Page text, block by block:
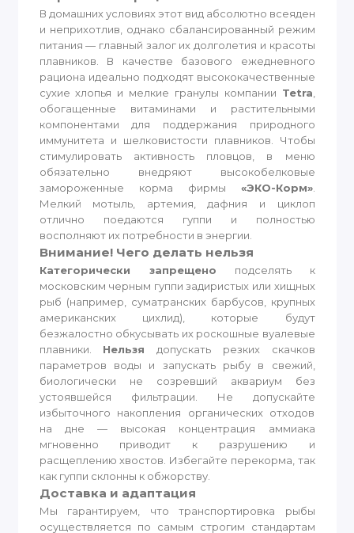
В домашних условиях этот вид абсолютно всеяден
и неприхотлив, однако сбалансированный режим
питания — главный залог их долголетия и красоты
плавников. В качестве базового ежедневного
рациона идеально подходят высококачественные
сухие хлопья и мелкие гранулы компании Tetra
обогащенные витаминами и растительными
компонентами для поддержания природного
иммунитета и шелковистости плавников. Чтобы
стимулировать активность пловцов, в меню
обязательно внедряют высокобелковые
замороженные корма фирмы «ЭКО-Корм».
Мелкий мотыль, артемия, дафния и циклоп
отлично поедаются гуппи и полностью
восполняют их потребности в энергии.
Внимание! Чего делать нельзя
Категорически запрещено подселять к
московским черным гуппи задиристых или хищных
рыб (например, суматранских барбусов, крупных
американских цихлид), которые будут
безжалостно обкусывать их роскошные вуалевые
плавники. Нельзя допускать резких скачков
параметров воды и запускать рыбу в свежий,
биологически не созревший аквариум без
устоявшейся фильтрации. Не допускайте
избыточного накопления органических отходов
на дне — высокая концентрация аммиака
мгновенно приводит к разрушению и
расщеплению хвостов. Избегайте перекорма, так
как гуппи склонны к обжорству.
Доставка и адаптация
Мы гарантируем, что транспортировка рыбы
осуществляется по самым строгим стандартам